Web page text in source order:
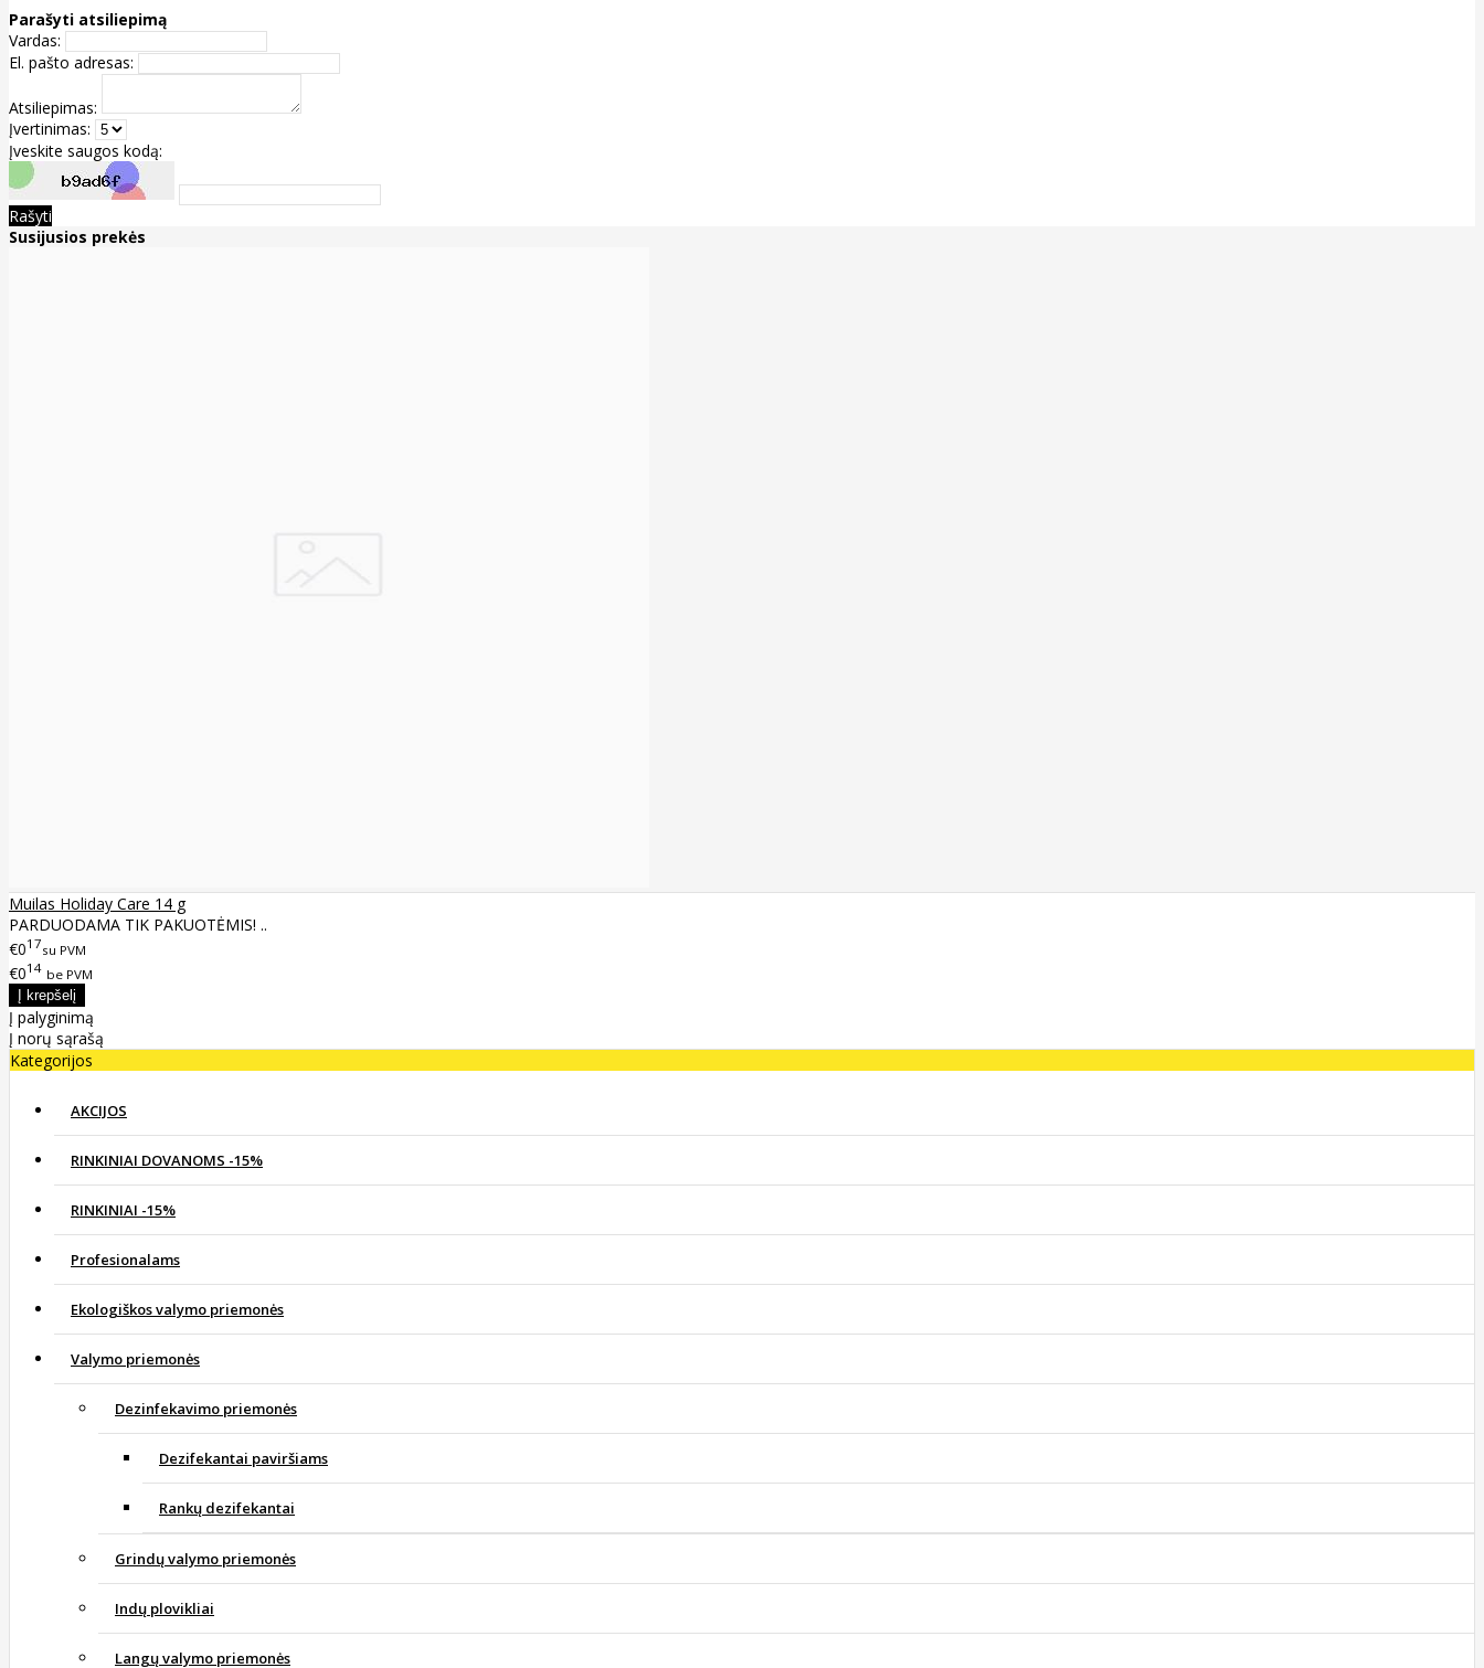
Parašyti atsiliepimą
Vardas:
El. pašto adresas:
Atsiliepimas:
Įvertinimas:
Įveskite saugos kodą:
Rašyti
Susijusios prekės
Muilas Holiday Care 14 g
PARDUODAMA TIK PAKUOTĖMIS! ..
€017su PVM
€014 be PVM
Į palyginimą
Į norų sąrašą
Kategorijos
AKCIJOS
RINKINIAI DOVANOMS -15%
RINKINIAI -15%
Profesionalams
Ekologiškos valymo priemonės
Valymo priemonės
Dezinfekavimo priemonės
Dezifekantai paviršiams
Rankų dezifekantai
Grindų valymo priemonės
Indų plovikliai
Langų valymo priemonės